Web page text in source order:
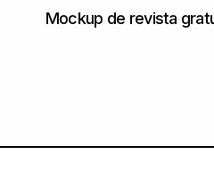
Mockup de revista